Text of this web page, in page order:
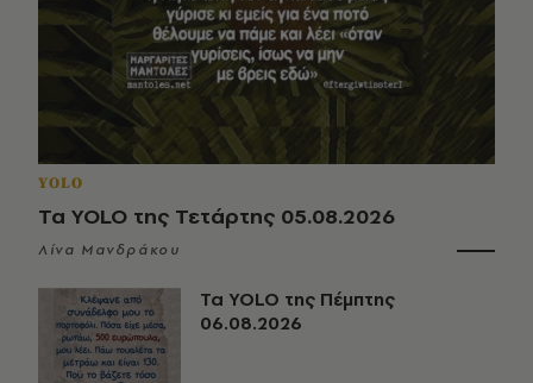
YOLO
Τα YOLO της Τετάρτης 05.08.2026
Λίνα Μανδράκου
Τα YOLO της Πέμπτης
06.08.2026